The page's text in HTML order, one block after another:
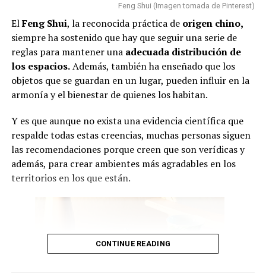
Feng Shui (Imagen tomada de Pinterest)
ElFeng Shui, la reconocida práctica deorigen chino,
siempre ha sostenido que hay que seguir una serie de
reglas para mantener unaadecuada distribución de
los espacios.Además, también ha enseñado que los
objetos que se guardan en un lugar, pueden influir en la
armonía y el bienestar de quienes los habitan.
Y es que aunque no exista una evidencia científica que
respalde todas estas creencias, muchas personas siguen
las recomendaciones porque creen que son verídicas y
además, para crear ambientes más agradables en los
territorios en los que están.
CONTINUE READING